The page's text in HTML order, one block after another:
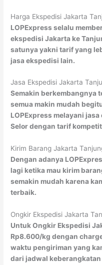
Harga Ekspedisi Jakarta
LOPExpress selalu
ekspedisi Jakarta ke
satunya yakni tarif yang
jasa ekspedisi lain.
Jasa Ekspedisi Jakarta
Semakin berkembangnya
semua makin mudah
LOPExpress melayani
Selor dengan tarif
Kirim Barang Jakarta
Dengan adanya
lagi ketika mau kirim
semakin mudah karena
terbaik.
Ongkir Ekspedisi Jakarta
Untuk Ongkir Ekspedisi
Rp8.600/kg dengan
waktu pengiriman yang
dari jadwal keberangkatan